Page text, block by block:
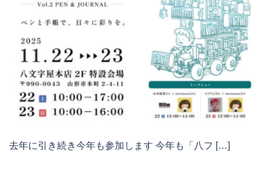
去年に引き続き今年も参加します 今年も「八フ […]